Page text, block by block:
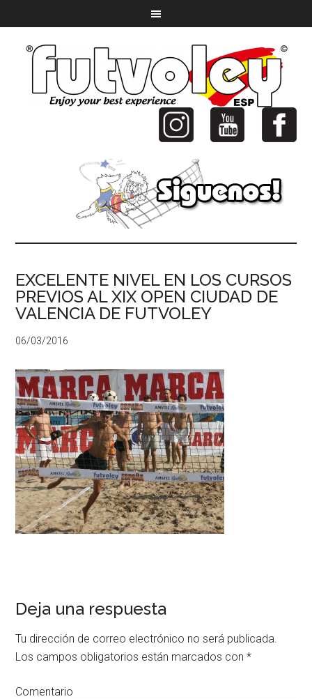
EXCELENTE NIVEL EN LOS CURSOS
PREVIOS AL XIX OPEN CIUDAD DE
VALENCIA DE FUTVOLEY
06/03/2016
Deja una respuesta
Tu dirección de correo electrónico no será publicada.
Los campos obligatorios están marcados con*
Comentario